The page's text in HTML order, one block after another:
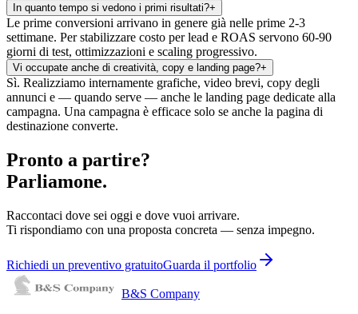
In quanto tempo si vedono i primi risultati?+
Le prime conversioni arrivano in genere già nelle prime 2-3
settimane. Per stabilizzare costo per lead e ROAS servono 60-90
giorni di test, ottimizzazioni e scaling progressivo.
Vi occupate anche di creatività, copy e landing page?+
Sì. Realizziamo internamente grafiche, video brevi, copy degli
annunci e — quando serve — anche le landing page dedicate alla
campagna. Una campagna è efficace solo se anche la pagina di
destinazione converte.
Pronto a partire?
Parliamone.
Raccontaci dove sei oggi e dove vuoi arrivare.
Ti rispondiamo con una proposta concreta — senza impegno.
Richiedi un preventivo gratuitoGuarda il portfolio
B&S Company